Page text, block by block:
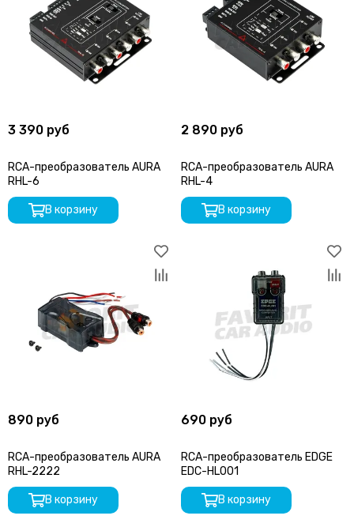
3 390 руб
RCA-преобразователь AURA
RHL-6
В корзину
2 890 руб
RCA-преобразователь AURA
RHL-4
В корзину
890 руб
RCA-преобразователь AURA
RHL-2222
В корзину
690 руб
RCA-преобразователь EDGE
EDC-HL001
В корзину